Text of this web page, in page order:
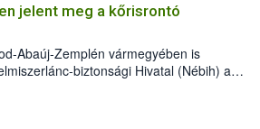
jelent meg a kőrisrontó
Abaúj-Zemplén vármegyében is
biztonsági Hivatal (Nébih) a
(Agrilus planipennis) jelenlétét. A
találták meg, de már fertőzött